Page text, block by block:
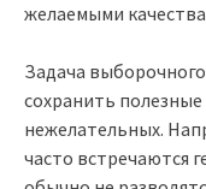
желаемыми
Задача
сохранить
нежелательных.
часто встречаются